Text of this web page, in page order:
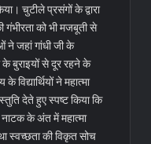
चुटीले प्रसंगों के द्वारा
गंभीरता को भी मजबूती से
ने जहां गांधी जी के
के बुराइयों से दूर रहने के
विद्यार्थियों ने महात्मा
देते हुए स्पष्ट किया कि
के अंत में महात्मा
स्वच्छता की विकृत सोच